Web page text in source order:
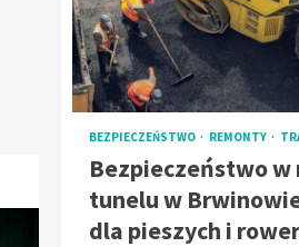
BEZPIECZEŃSTWO REMONTY
Bezpieczeństwo w
tunelu w
dla pieszych i